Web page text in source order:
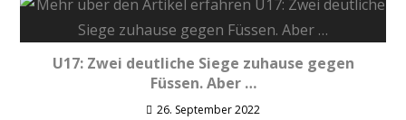
U17: Zwei deutliche Siege zuhause gegen
Füssen. Aber …
26. September 2022